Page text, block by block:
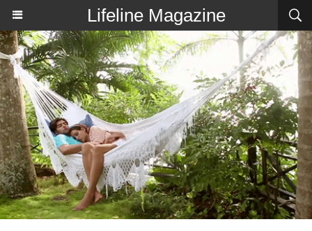
Lifeline Magazine